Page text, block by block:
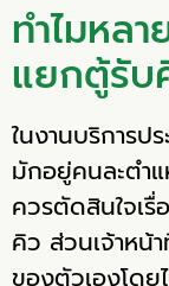
ทำไมหล
แยกตู้รับ
ในงานบริการป
มักอยู่คนละตำ
ควรตัดสินใจเรื่
คิว ส่วนเจ้าหน้
ของตัวเองโด